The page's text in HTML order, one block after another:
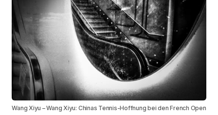
Wang Xiyu – Wang Xiyu: Chinas Tennis-Hoffnung bei den French Open